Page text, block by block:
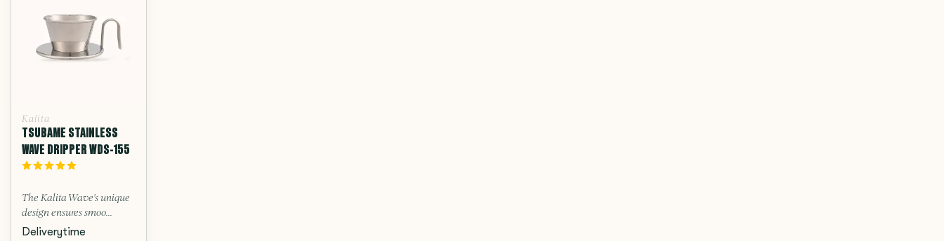
Kalita
TSUBAME STAINLESS
WAVE DRIPPER WDS-155
The Kalita Wave's unique
design ensures smoo...
Deliverytime